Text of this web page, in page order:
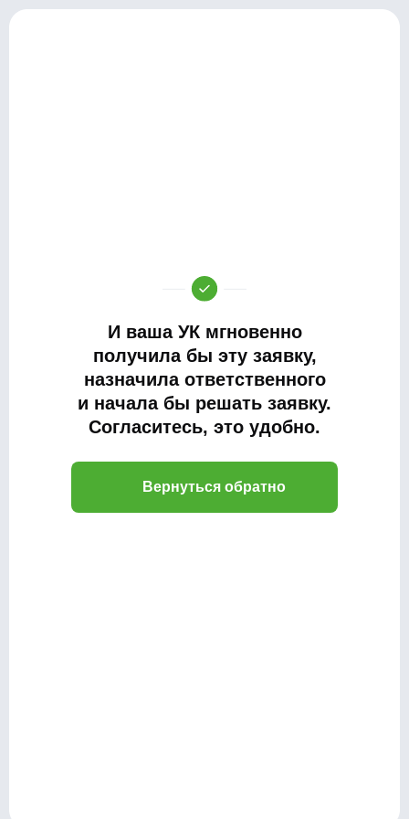
И ваша УК мгновенно
получила бы эту заявку,
назначила ответственного
и начала бы решать заявку.
Согласитесь, это удобно.
Вернуться обратно